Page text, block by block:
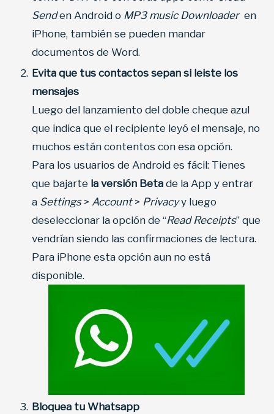
Senden Android o MP3 music Downloader en
iPhone, también se pueden mandar
documentos de Word.
Evita que tus contactos sepan si leiste los
mensajes
Luego del lanzamiento del doble cheque azul
que indica que el recipiente leyó el mensaje, no
muchos están contentos con esa opción.
Para los usuarios de Android es fácil: Tienes
que bajarte la versión Beta de la App y entrar
a Settings> Account> Privacyy luego
deseleccionar la opción de “Read Receipts” que
vendrían siendo las confirmaciones de lectura.
Para iPhone esta opción aun no está
disponible.
Bloquea tu Whatsapp